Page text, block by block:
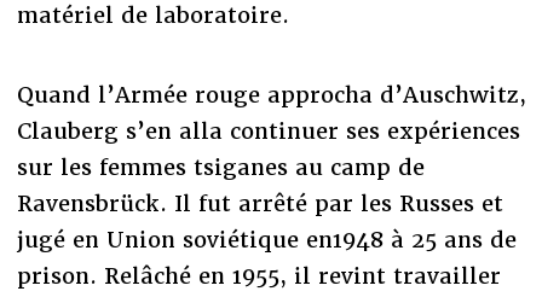
matériel de laboratoire.
Quand l’Armée rouge approcha d’Auschwitz,
Clauberg s’en alla continuer ses expériences
sur les femmes tsiganes au camp de
Ravensbrück. Il fut arrêté par les Russes et
jugé en Union soviétique en1948 à 25 ans de
prison. Relâché en 1955, il revint travailler